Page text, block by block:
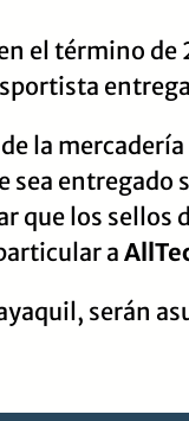
el término
la
sea
que los
a
serán